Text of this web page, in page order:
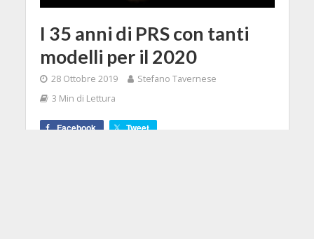
I 35 anni di PRS con tanti
modelli per il 2020
28 Ottobre 2019
Stefano Tavernese
3 Min di Lettura
Facebook Tweet